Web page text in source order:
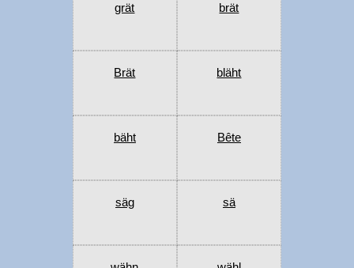
grät brät
Brät bläht
bäht Bête
säg sä